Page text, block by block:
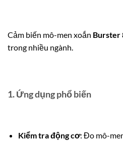
Cảm biến mô-men xoắn Burster
trong nhiều ngành.
1. Ứng dụng phổ biến
Kiểm tra động cơ: Đo mô-